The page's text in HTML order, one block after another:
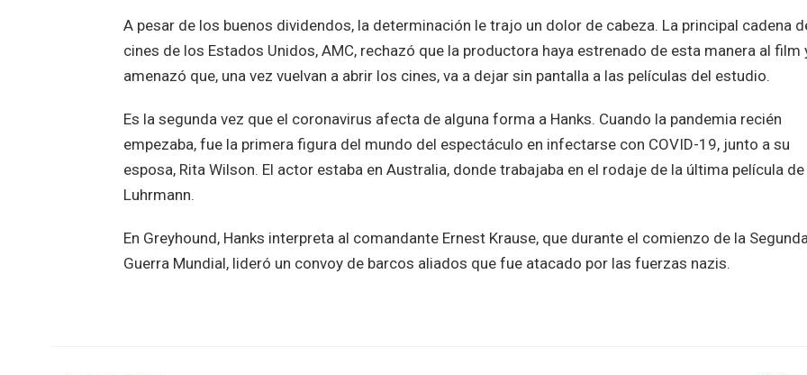
A pesar de los buenos dividendos, la determinación le trajo un dolor de cabeza. La principal cadena
cines de los Estados Unidos, AMC, rechazó que la productora haya estrenado de esta manera al film
amenazó que, una vez vuelvan a abrir los cines, va a dejar sin pantalla a las películas del estudio.
Es la segunda vez que el coronavirus afecta de alguna forma a Hanks. Cuando la pandemia recién
empezaba, fue la primera figura del mundo del espectáculo en infectarse con COVID-19, junto a su
esposa, Rita Wilson. El actor estaba en Australia, donde trabajaba en el rodaje de la última película de
Luhrmann.
En Greyhound, Hanks interpreta al comandante Ernest Krause, que durante el comienzo de la
Guerra Mundial, lideró un convoy de barcos aliados que fue atacado por las fuerzas nazis.